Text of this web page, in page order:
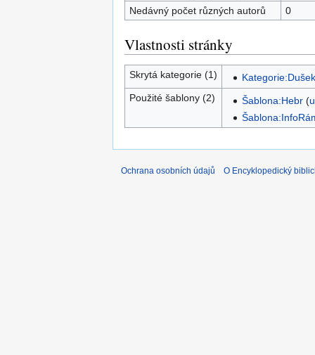
Nedávný počet různých autorů
0
Vlastnosti stránky
Skrytá kategorie (1)
Použité šablony (2)
Šablona:Hebr(
Ochrana osobních údajů O Encyklopedický